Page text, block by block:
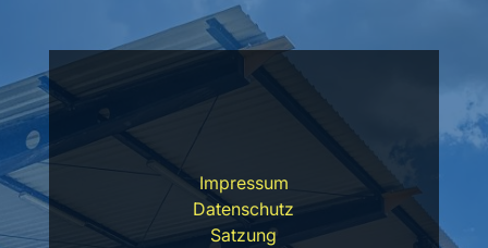
Impressum
Datenschutz
Satzung